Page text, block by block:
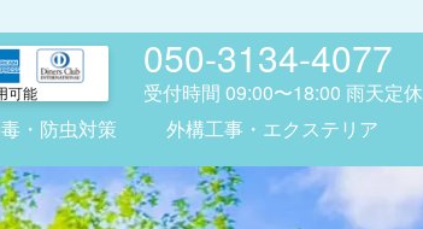
可能
050-3134-4077
受付時間09:00〜18:00 雨天定休
・防虫対策 外構工事・エクステリア